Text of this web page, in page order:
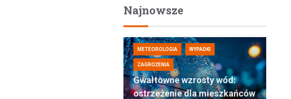
Najnowsze
METEOROLOGIA WYPADKI
ZAGROŻENIA
Gwałtowne wzrosty wód:
ostrzeżenie dla mieszkańców